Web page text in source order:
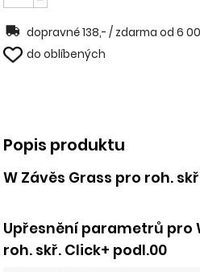
dopravné 138,- / zdarma od 6
do oblíbených
Popis produktu
W Závěs Grass pro roh.
Upřesnění parametrů pro
roh. skř. Click+ podl.00